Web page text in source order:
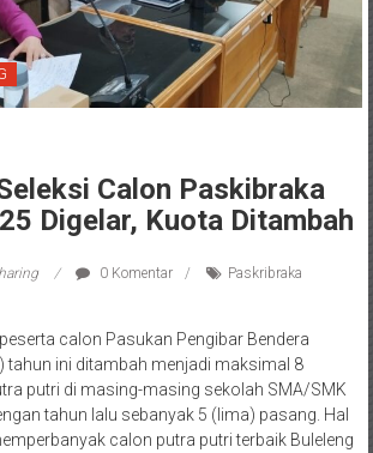
Calon Paskibraka
Digelar, Kuota Ditambah
0 Komentar Paskribraka
calon Pasukan Pengibar Bendera
tahun ini ditambah menjadi maksimal 8
putri di masing-masing sekolah SMA/SMK
tahun lalu sebanyak 5 (lima) pasang. Hal
calon putra putri terbaik Buleleng